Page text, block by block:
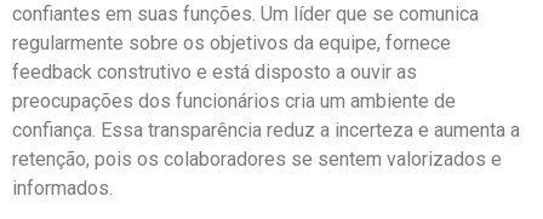
confiantes em suas funções. Um líder que se comunica
regularmente sobre os objetivos da equipe, fornece
feedback construtivo e está disposto a ouvir as
preocupações dos funcionários cria um ambiente de
confiança. Essa transparência reduz a incerteza e aumenta a
retenção, pois os colaboradores se sentem valorizados e
informados.